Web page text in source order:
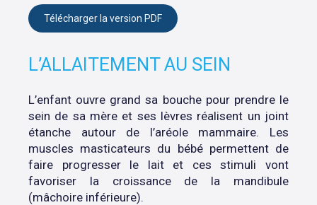
Télécharger la version PDF
L’ALLAITEMENT AU SEIN
L’enfant ouvre grand sa bouche pour prendre le
sein de sa mère et ses lèvres réalisent un joint
étanche autour de l’aréole mammaire. Les
muscles masticateurs du bébé permettent de
faire progresser le lait et ces stimuli vont
favoriser la croissance de la mandibule
(mâchoire inférieure).